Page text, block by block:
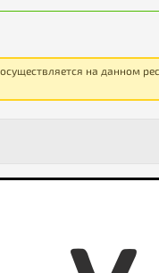
на данном